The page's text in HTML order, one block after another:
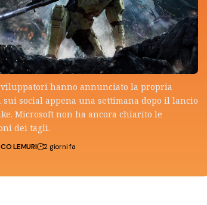
hanno annunciato la propria
sui social appena una settimana dopo il lancio
Microsoft non ha ancora chiarito le
dei tagli.
LEMURI 2 giorni fa